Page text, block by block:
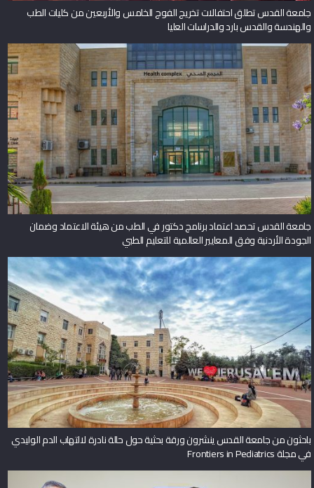
جامعة القدس تطلق احتفالات تخريج الفوج الخامس والأربعين من كليات الطب
والهندسة والقدس بارد والدراسات العليا
جامعة القدس تحصد اعتماد برنامج دكتور في الطب من هيئة الاعتماد وضمان
الجودة الأردنية وفق المعايير العالمية للتعليم الطبي
باحثون من جامعة القدس ينشرون ورقة بحثية حول حالة نادرة لالتهاب الدم الوليدي
في مجلة Frontiers in Pediatrics